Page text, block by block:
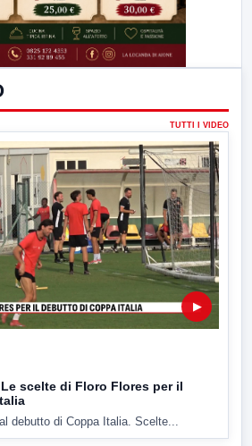
TUTTI I VIDEO
▶
scelte di Floro Flores per il
debutto di Coppa Italia. Scelte...